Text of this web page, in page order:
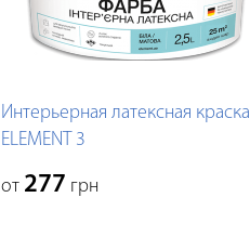
Интерьерная латексная краска
ELEMENT 3
от 277 грн